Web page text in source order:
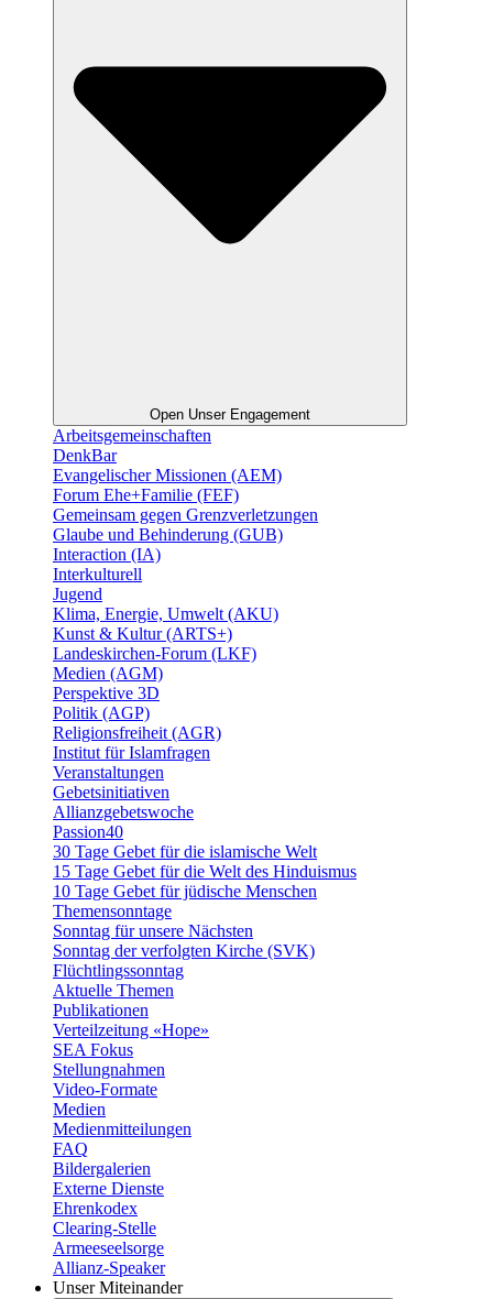
Open Unser Engagement
Arbeitsgemeinschaften
DenkBar
Evangelischer Missionen (AEM)
Forum Ehe+Familie (FEF)
Gemeinsam gegen Grenzverletzungen
Glaube und Behinderung (GUB)
Interaction (IA)
Interkulturell
Jugend
Klima, Energie, Umwelt (AKU)
Kunst & Kultur (ARTS+)
Landeskirchen-Forum (LKF)
Medien (AGM)
Perspektive 3D
Politik (AGP)
Religionsfreiheit (AGR)
Institut für Islamfragen
Veranstaltungen
Gebetsinitiativen
Allianzgebetswoche
Passion40
30 Tage Gebet für die islamische Welt
15 Tage Gebet für die Welt des Hinduismus
10 Tage Gebet für jüdische Menschen
Themensonntage
Sonntag für unsere Nächsten
Sonntag der verfolgten Kirche (SVK)
Flüchtlingssonntag
Aktuelle Themen
Publikationen
Verteilzeitung «Hope»
SEA Fokus
Stellungnahmen
Video-Formate
Medien
Medienmitteilungen
FAQ
Bildergalerien
Externe Dienste
Ehrenkodex
Clearing-Stelle
Armeeseelsorge
Allianz-Speaker
Unser Miteinander